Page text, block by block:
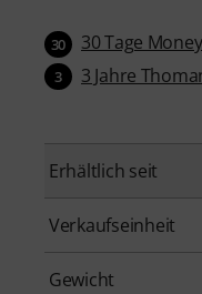
30 30 Tage
3 3 Jahre
Erhältlich seit
Verkaufseinheit
Gewicht